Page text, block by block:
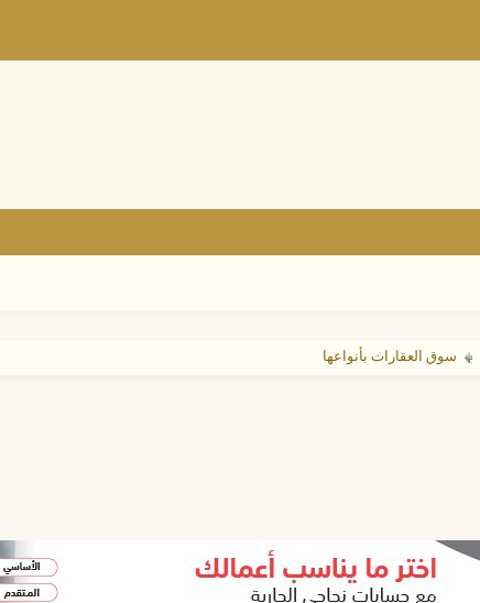
سوق العقارات بأنواعها